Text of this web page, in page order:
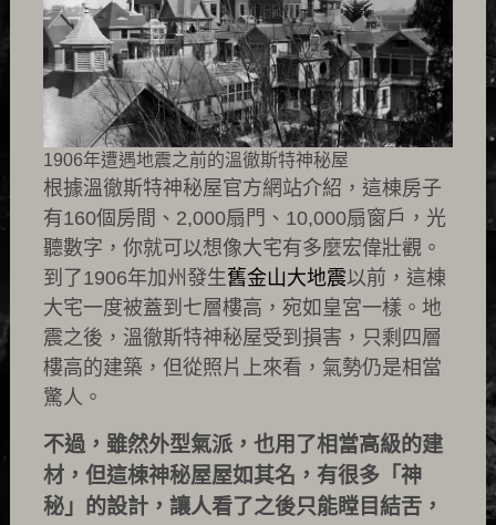
1906年遭遇地震之前的溫徹斯特神秘屋
根據溫徹斯特神秘屋官方網站介紹，這棟房子
有160個房間、2,000扇門、10,000扇窗戶，光
聽數字，你就可以想像大宅有多麼宏偉壯觀。
到了1906年加州發生舊金山大地震以前，這棟
大宅一度被蓋到七層樓高，宛如皇宮一樣。地
震之後，溫徹斯特神秘屋受到損害，只剩四層
樓高的建築，但從照片上來看，氣勢仍是相當
驚人。
不過，雖然外型氣派，也用了相當高級的建
材，但這棟神秘屋屋如其名，有很多「神
秘」的設計，讓人看了之後只能瞠目結舌，